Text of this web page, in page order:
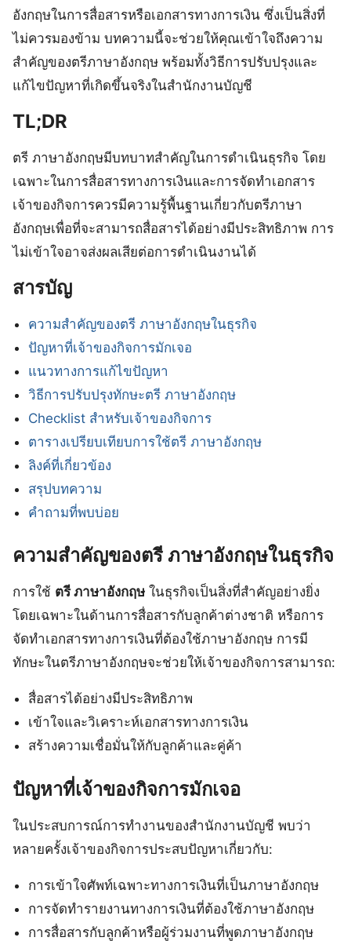
อังกฤษในการสื่อสารหรือเอกสารทางการเงิน ซึ่งเป็นสิ่งที่
ไม่ควรมองข้าม บทความนี้จะช่วยให้คุณเข้าใจถึงความ
สำคัญของตรีภาษาอังกฤษ พร้อมทั้งวิธีการปรับปรุงและ
แก้ไขปัญหาที่เกิดขึ้นจริงในสำนักงานบัญชี
TL;DR
ตรี ภาษาอังกฤษมีบทบาทสำคัญในการดำเนินธุรกิจ โดย
เฉพาะในการสื่อสารทางการเงินและการจัดทำเอกสาร
เจ้าของกิจการควรมีความรู้พื้นฐานเกี่ยวกับตรีภาษา
อังกฤษเพื่อที่จะสามารถสื่อสารได้อย่างมีประสิทธิภาพ การ
ไม่เข้าใจอาจส่งผลเสียต่อการดำเนินงานได้
สารบัญ
ความสำคัญของตรี ภาษาอังกฤษในธุรกิจ
ปัญหาที่เจ้าของกิจการมักเจอ
แนวทางการแก้ไขปัญหา
วิธีการปรับปรุงทักษะตรี ภาษาอังกฤษ
Checklist สำหรับเจ้าของกิจการ
ตารางเปรียบเทียบการใช้ตรี ภาษาอังกฤษ
ลิงค์ที่เกี่ยวข้อง
สรุปบทความ
คำถามที่พบบ่อย
ความสำคัญของตรี ภาษาอังกฤษในธุรกิจ
การใช้ ตรี ภาษาอังกฤษ ในธุรกิจเป็นสิ่งที่สำคัญอย่างยิ่ง
โดยเฉพาะในด้านการสื่อสารกับลูกค้าต่างชาติ หรือการ
จัดทำเอกสารทางการเงินที่ต้องใช้ภาษาอังกฤษ การมี
ทักษะในตรีภาษาอังกฤษจะช่วยให้เจ้าของกิจการสามารถ:
สื่อสารได้อย่างมีประสิทธิภาพ
เข้าใจและวิเคราะห์เอกสารทางการเงิน
สร้างความเชื่อมั่นให้กับลูกค้าและคู่ค้า
ปัญหาที่เจ้าของกิจการมักเจอ
ในประสบการณ์การทำงานของสำนักงานบัญชี พบว่า
หลายครั้งเจ้าของกิจการประสบปัญหาเกี่ยวกับ:
การเข้าใจศัพท์เฉพาะทางการเงินที่เป็นภาษาอังกฤษ
การจัดทำรายงานทางการเงินที่ต้องใช้ภาษาอังกฤษ
การสื่อสารกับลูกค้าหรือผู้ร่วมงานที่พูดภาษาอังกฤษ